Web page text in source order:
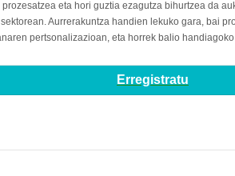
prozesatzea eta hori guztia ezagutza bihurtzea da
Aurrerakuntza handien lekuko gara, bai
pertsonalizazioan, eta horrek balio
Erregistratu